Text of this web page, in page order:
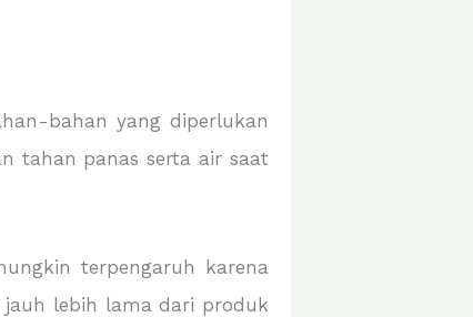
bahan yang diperlukan
tahan panas serta air saat
terpengaruh karena
jauh lebih lama dari produk